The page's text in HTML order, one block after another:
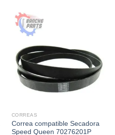
CORREAS
Correa compatible Secadora
Speed Queen 70276201P